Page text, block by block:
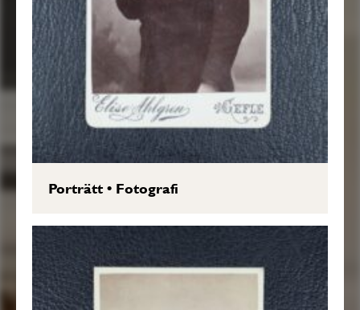
Porträtt• Fotografi